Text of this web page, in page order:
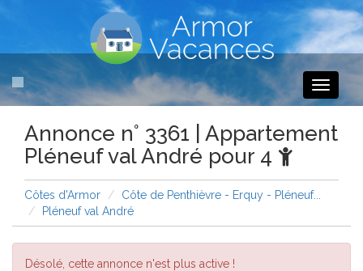
Toggle
Annonce n° 3361 | Appartement
Pléneuf val André pour 4
Côtes d'Armor
Côte de Penthièvre - Erquy - Pléneuf...
Pléneuf val André
Désolé, cette annonce n'est plus active !